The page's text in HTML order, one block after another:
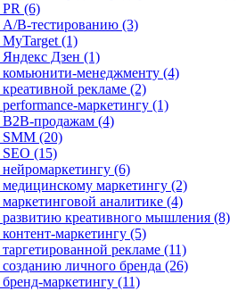
(6)
B-тестированию (3)
(1)
Дзен (1)
менеджменту (4)
рекламе (2)
маркетингу (1)
продажам (4)
(20)
(15)
(6)
маркетингу (2)
аналитике (4)
креативного мышления (8)
маркетингу (5)
рекламе (11)
личного бренда (26)
маркетингу (11)